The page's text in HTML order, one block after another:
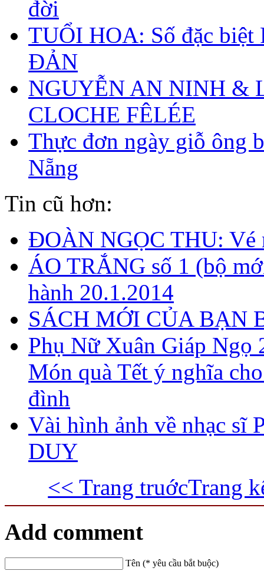
đời
TUỔI HOA: Số đặc biệt
ĐẢN
NGUYỄN AN NINH &
CLOCHE FÊLÉE
Thực đơn ngày giỗ ông
Nẵng
Tin cũ hơn:
ĐOÀN NGỌC THU: Vé
ÁO TRẮNG số 1 (bộ
hành 20.1.2014
SÁCH MỚI CỦA BẠN
Phụ Nữ Xuân Giáp Ngọ
Món quà Tết ý nghĩa
đình
Vài hình ảnh về nhạc sĩ
DUY
<< Trang truớcTrang
Add comment
Tên (* yêu cầu bắt buộc)